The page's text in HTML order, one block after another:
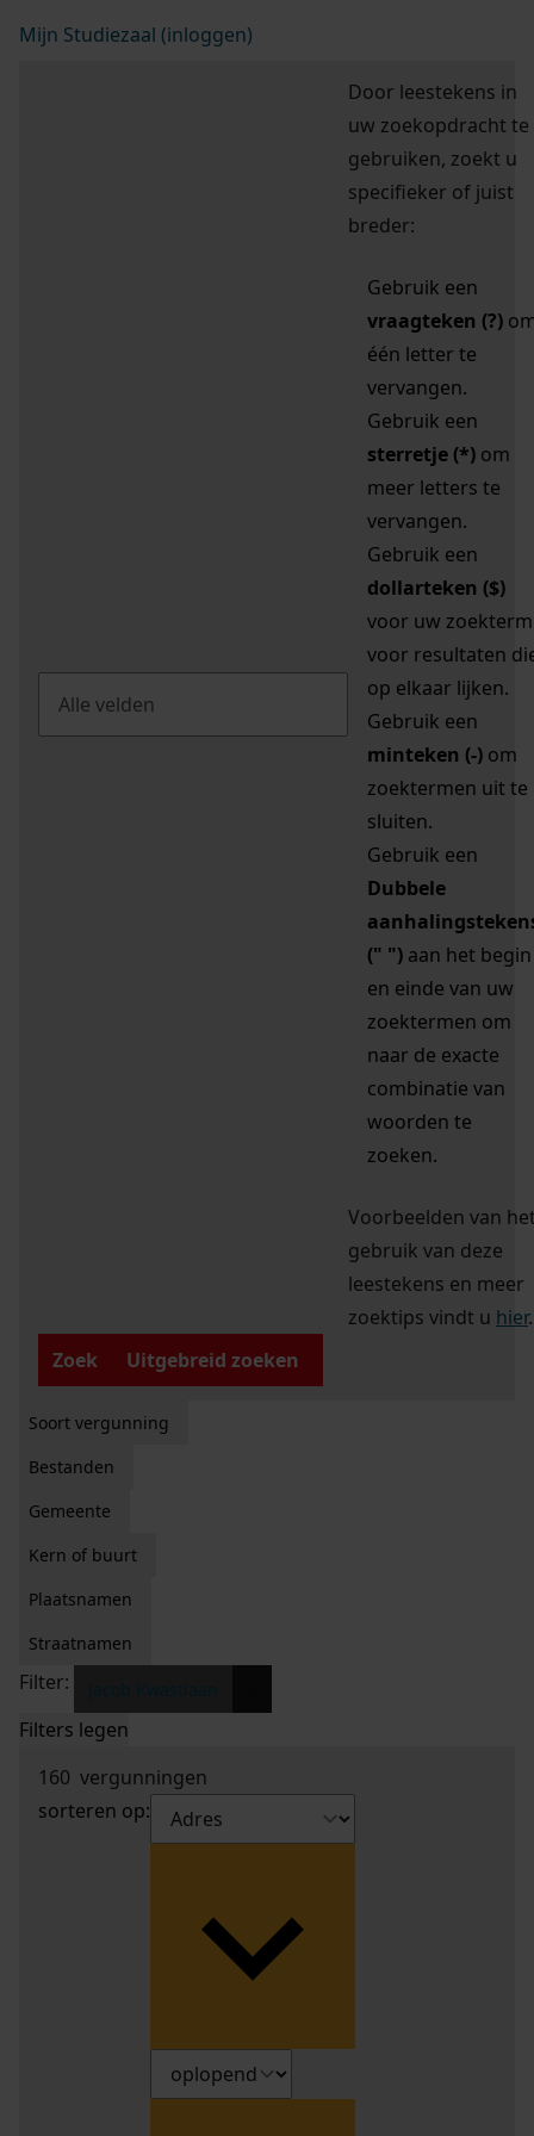
Mijn Studiezaal (inloggen)
Door leestekens in
uw zoekopdracht te
gebruiken, zoekt u
specifieker of juist
breder:
Gebruik een
vraagteken (?)
één letter te
vervangen.
Gebruik een
sterretje (*) om
meer letters te
vervangen.
Gebruik een
dollarteken ($)
voor uw zoekterm
voor resultaten
op elkaar lijken.
Gebruik een
minteken (-) om
zoektermen uit te
sluiten.
Gebruik een
Dubbele
(" ") aan het begin
en einde van uw
zoektermen om
naar de exacte
combinatie van
woorden te
zoeken.
Voorbeelden van
gebruik van deze
leestekens en meer
zoektips vindt u hier.
Zoek
Uitgebreid zoeken
Soort vergunning
Bestanden
Gemeente
Kern of buurt
Plaatsnamen
Straatnamen
Filter:
Filters legen
160 vergunningen
sorteren op: